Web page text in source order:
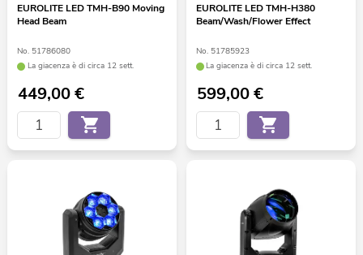
EUROLITE LED TMH-B90 Moving
Head Beam
No. 51786080
La giacenza è di circa 12 sett.
449,00€
EUROLITE LED TMH-H380
Beam/Wash/Flower Effect
No. 51785923
La giacenza è di circa 12 sett.
599,00€